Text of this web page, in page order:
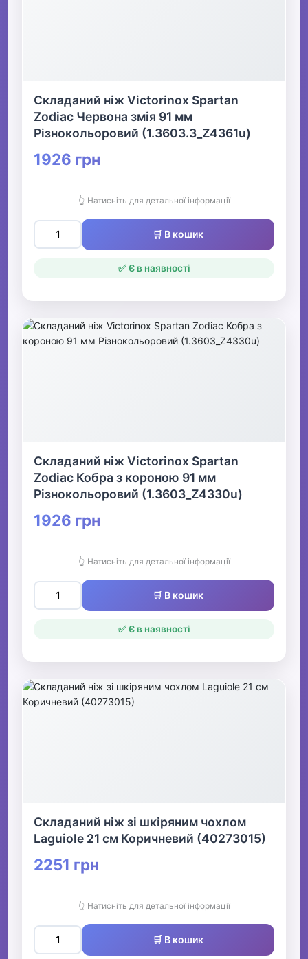
Складаний ніж Victorinox Spartan
Zodiac Червона змія 91 мм
Різнокольоровий (1.3603.3_Z4361u)
1926 грн
👆 Натисніть для детальної інформації
🛒 В кошик
✅ Є в наявності
Складаний ніж Victorinox Spartan
Zodiac Кобра з короною 91 мм
Різнокольоровий (1.3603_Z4330u)
1926 грн
👆 Натисніть для детальної інформації
🛒 В кошик
✅ Є в наявності
Складаний ніж зі шкіряним чохлом
Laguiole 21 см Коричневий (40273015)
2251 грн
👆 Натисніть для детальної інформації
🛒 В кошик